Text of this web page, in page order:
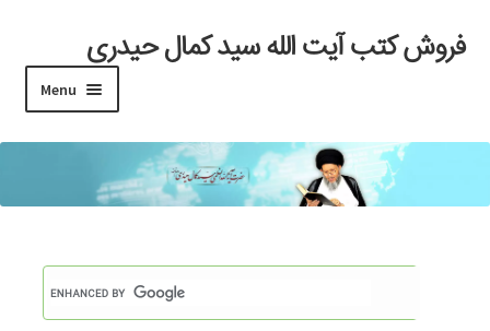
Skip
to
Skip
to
فروش کتب آیت الله سید کمال حیدری
Menu
خانه
#97 (بدون عنوان)
Checkout